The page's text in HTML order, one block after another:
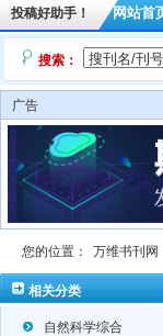
投稿好助手！ 网站首
搜索：
广告
您的位置： 万维书刊网
相关分类
自然科学综合